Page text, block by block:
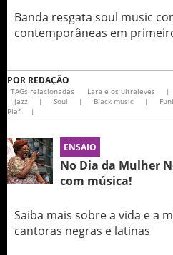
Banda resgata soul music
contemporâneas em
POR REDAÇÃO
TAGs relacionadas Lara e os ultraleves |
jazz
| Soul | Black music |
Piaf
|
ENSAIO
No Dia da Mulher
com música!
Saiba mais sobre a vida e a
cantoras negras e latinas